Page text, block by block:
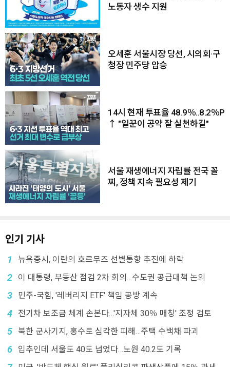
노동자 생수 지원
오세훈 서울시장 당선, 시의회·구
청장 민주당 압승
14시 현재 투표율 48.9％..8.2％P
↑ "일꾼이 공약 잘 실천하길"
서울 재생에너지 자립률 전국 꼴
찌, 정책 지속 필요성 제기
인기 기사
1 뉴욕증시, 이란의 호르무즈 선별통항 추진에 하락
2 이 대통령, 부동산 점검 2차 회의…수도권 공급대책 논의
3 민주-국힘, '레버리지 ETF' 책임 공방 계속
4 전기차 보조금 체계 손본다…'지자체 30％ 매칭' 조정 검토
5 북한 군사기지, 홍수로 심각한 피해…주택 수백채 파괴
6 입추인데 서울도 40도 넘었다…노원 40.2도 기록